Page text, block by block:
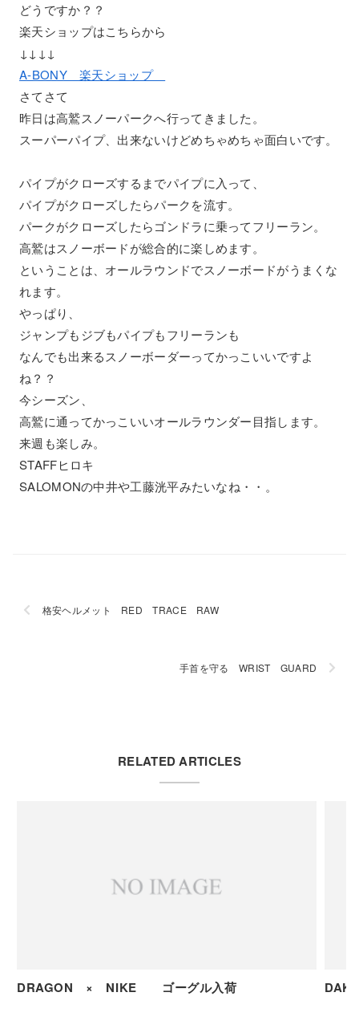
どうですか？？
楽天ショップはこちらから
↓↓↓↓
A-BONY 楽天ショップ
さてさて
昨日は高鷲スノーパークへ行ってきました。
スーパーパイプ、出来ないけどめちゃめちゃ面白いです。
パイプがクローズするまでパイプに入って、
パイプがクローズしたらパークを流す。
パークがクローズしたらゴンドラに乗ってフリーラン。
高鷲はスノーボードが総合的に楽しめます。
ということは、オールラウンドでスノーボードがうまくな
れます。
やっぱり、
ジャンプもジブもパイプもフリーランも
なんでも出来るスノーボーダーってかっこいいですよ
ね？？
今シーズン、
高鷲に通ってかっこいいオールラウンダー目指します。
来週も楽しみ。
STAFFヒロキ
SALOMONの中井や工藤洸平みたいなね・・。
格安ヘルメット RED TRACE RAW
手首を守る WRIST GUARD
RELATED ARTICLES
DRAGON × NIKE ゴーグル入荷